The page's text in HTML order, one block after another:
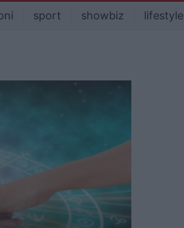
sport showbiz lifestyle